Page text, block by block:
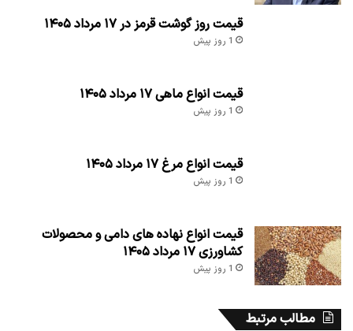
قیمت روز گوشت قرمز در ۱۷ مرداد ۱۴۰۵
1 روز پیش
قیمت انواع ماهی ۱۷ مرداد ۱۴۰۵
1 روز پیش
قیمت انواع مرغ ۱۷ مرداد ۱۴۰۵
1 روز پیش
قیمت انواع نهاده های دامی و محصولات
کشاورزی ۱۷ مرداد ۱۴۰۵
1 روز پیش
مطالب مرتبط